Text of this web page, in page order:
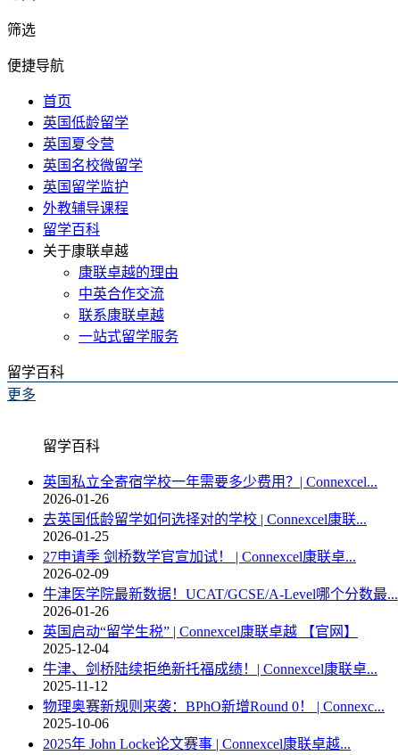
筛选
便捷导航
首页
英国低龄留学
英国夏令营
英国名校微留学
英国留学监护
外教辅导课程
留学百科
关于康联卓越
康联卓越的理由
中英合作交流
联系康联卓越
一站式留学服务
留学百科
更多
留学百科
英国私立全寄宿学校一年需要多少费用？| Connexcel...
2026-01-26
去英国低龄留学如何选择对的学校 | Connexcel康联...
2026-01-25
27申请季 剑桥数学官宣加试！ | Connexcel康联卓...
2026-02-09
牛津医学院最新数据！UCAT/GCSE/A-Level哪个分数最...
2026-01-26
英国启动“留学生税” | Connexcel康联卓越 【官网】
2025-12-04
牛津、剑桥陆续拒绝新托福成绩！| Connexcel康联卓...
2025-11-12
物理奥赛新规则来袭：BPhO新增Round 0！ | Connexc...
2025-10-06
2025年 John Locke论文赛事 | Connexcel康联卓越...